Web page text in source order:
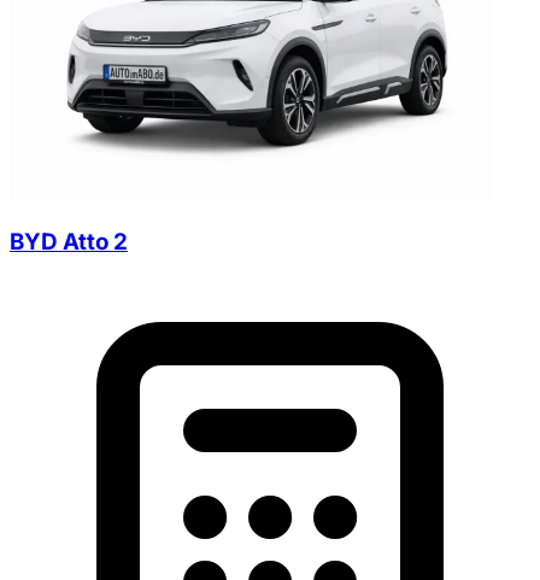
BYD Atto 2